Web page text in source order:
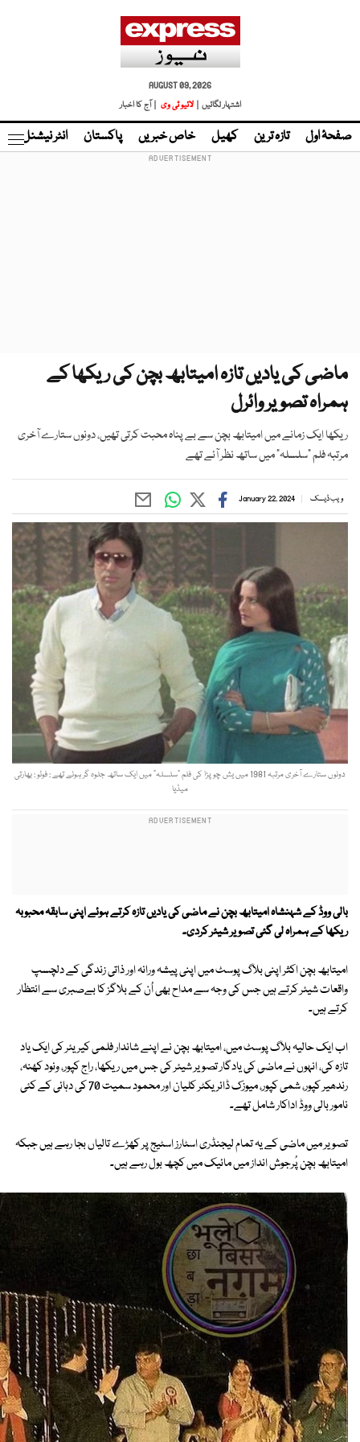
AUGUST 09, 2026
اشتہار لگائیں |
لائیو ٹی وی | آج کا اخبار
صفحۂ اول تازہ ترین کھیل خاص خبریں پاکستان انٹر نیشنل
ماضی کی یادیں تازہ امیتابھ بچن کی ریکھا کے
ہمراہ تصویر وائرل
ریکھا ایک زمانے میں امیتابھ بچن سے بے پناہ محبت کرتی تھیں، دونوں ستارے آخری
مرتبہ فلم “سلسلہ” میں ساتھ نظر آئے تھے
ویب ڈیسک January 22, 2024
دونوں ستارے آخری مرتبہ 1981 میں یش چوپڑا کی فلم “سلسلہ” میں ایک ساتھ جلوہ گر ہوئے تھے : فوٹو : بھارتی
میڈیا
بالی ووڈ کے شہنشاہ امیتابھ بچن نے ماضی کی یادیں تازہ کرتے ہوئے اپنی سابقہ محبوبہ
ریکھا کے ہمراہ لی گئی تصویر شیئر کردی۔
امیتابھ بچن اکثر اپنی بلاگ پوسٹ میں اپنی پیشہ ورانہ اور ذاتی زندگی کے دلچسپ
واقعات شیئر کرتے ہیں جس کی وجہ سے مداح بھی اُن کے بلاگز کا بےصبری سے انتظار
کرتے ہیں۔
اب ایک حالیہ بلاگ پوسٹ میں، امیتابھ بچن نے اپنے شاندار فلمی کیریئر کی ایک یاد
تازہ کی، انہوں نے ماضی کی یادگار تصویر شیئر کی جس میں ریکھا، راج کپور، ونود کھنہ،
رندھیر کپور، شمی کپور، میوزک ڈائریکٹر کلیان اور محمود سمیت 70 کی دہائی کے کئی
نامور بالی ووڈ اداکار شامل تھے۔
تصویر میں ماضی کے یہ تمام لیجنڈری اسٹارز اسٹیج پر کھڑے تالیاں بجا رہے ہیں جبکہ
امیتابھ بچن پُرجوش انداز میں مائیک میں کچھ بول رہے ہیں۔